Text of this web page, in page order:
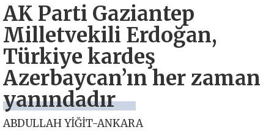
AK Parti Gaziantep
Milletvekili Erdoğan,
Türkiye kardeş
Azerbaycan’ın her zaman
yanındadır
ABDULLAH YİĞİT-ANKARA